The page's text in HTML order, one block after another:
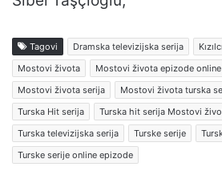
Tagovi Dramska televizijska serija
Mostovi života
Mostovi života epizode online
Mostovi života serija
Mostovi života turska
Turska Hit serija
Turska hit serija Mostovi
Turska televizijska serija
Turske serije
Turske serije online epizode